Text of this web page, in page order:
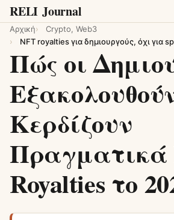
RELI Journal
Αρχική
Crypto, Web3
NFT royalties για δημιουργούς, όχι για
Πώς οι
Κερδίζουν
Πραγματικά
Royalties το